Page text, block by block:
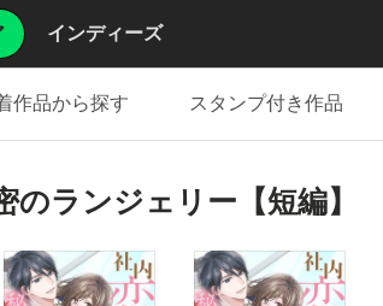
インディーズ
作品から探す スタンプ付き作品
ランジェリー【短編】